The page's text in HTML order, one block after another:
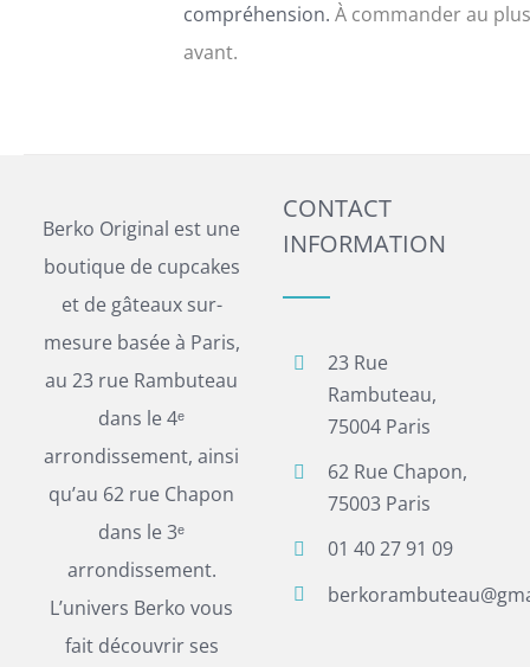
compréhension. À commander au
avant.
Berko Original est une
boutique de cupcakes
et de gâteaux sur-
mesure basée à Paris,
au 23 rue Rambuteau
dans le 4ᵉ
arrondissement, ainsi
qu’au 62 rue Chapon
dans le 3ᵉ
arrondissement.
L’univers Berko vous
fait découvrir ses
CONTACT
INFORMATION
23 Rue
Rambuteau,
75004 Paris
62 Rue Chapon,
75003 Paris
01 40 27 91 09